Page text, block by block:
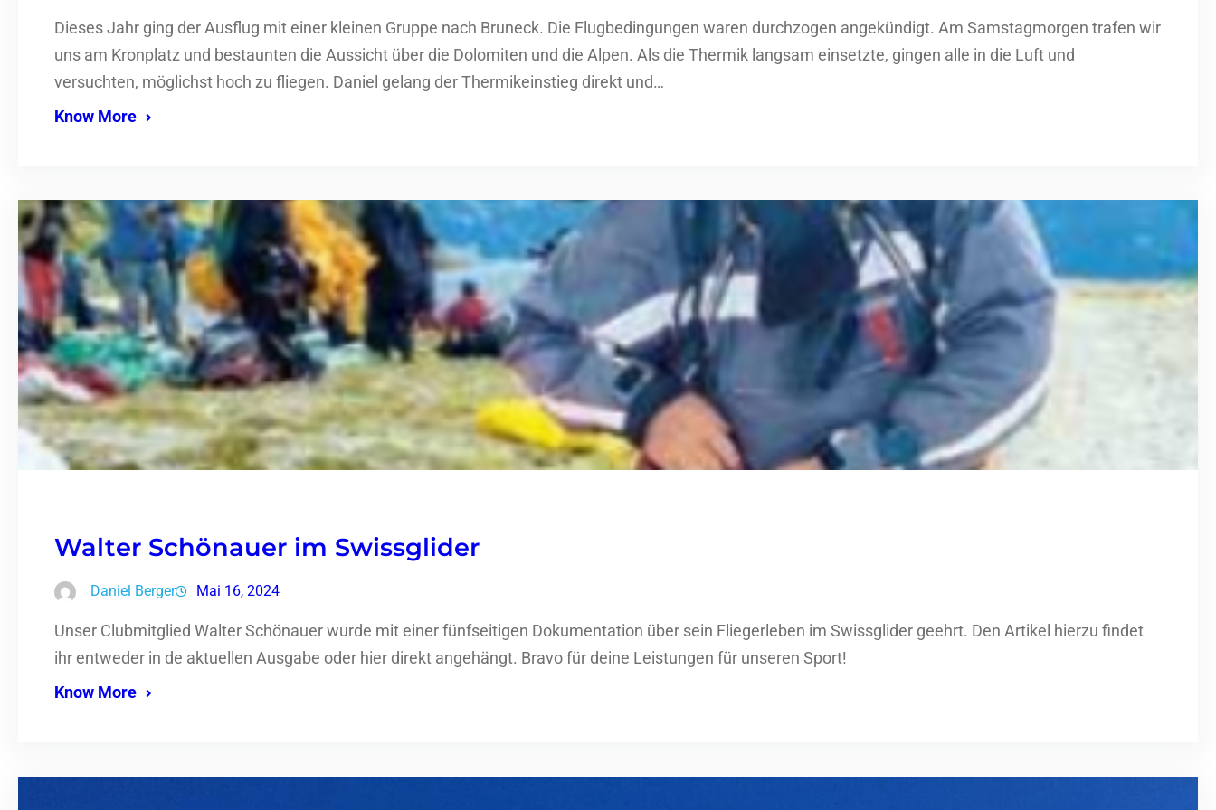
Dieses Jahr ging der Ausflug mit einer kleinen Gruppe nach Bruneck. Die Flugbedingungen waren durchzogen angekündigt. Am Samstagmorgen trafen wir
uns am Kronplatz und bestaunten die Aussicht über die Dolomiten und die Alpen. Als die Thermik langsam einsetzte, gingen alle in die Luft und
versuchten, möglichst hoch zu fliegen. Daniel gelang der Thermikeinstieg direkt und…
Know More
Walter Schönauer im Swissglider
Daniel Berger Mai 16, 2024
Unser Clubmitglied Walter Schönauer wurde mit einer fünfseitigen Dokumentation über sein Fliegerleben im Swissglider geehrt. Den Artikel hierzu findet
ihr entweder in de aktuellen Ausgabe oder hier direkt angehängt. Bravo für deine Leistungen für unseren Sport!
Know More